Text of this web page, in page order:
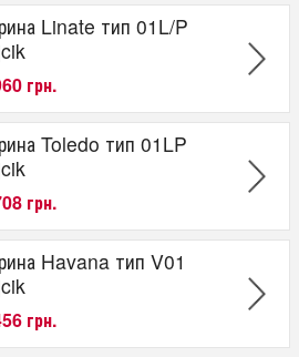
Linate тип 01L/P
грн.
Toledo тип 01LP
грн.
Havana тип V01
грн.